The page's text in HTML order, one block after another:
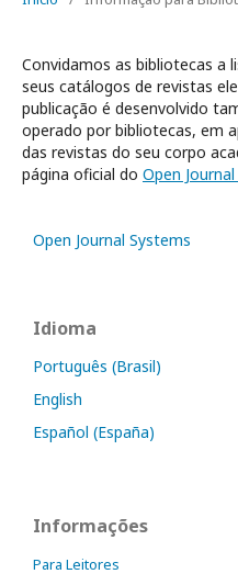
Convidamos as bibliotecas a
seus catálogos de revistas
publicação é desenvolvido
operado por bibliotecas, em
das revistas do seu corpo
página oficial do Open
Open Journal Systems
Idioma
Português (Brasil)
English
Español (España)
Informações
Para Leitores